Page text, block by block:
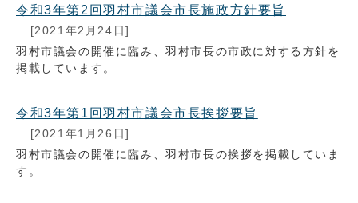
令和3年第2回羽村市議会市長施政方針要旨
[2021年2月24日]
羽村市議会の開催に臨み、羽村市長の市政に対する方針を
掲載しています。
令和3年第1回羽村市議会市長挨拶要旨
[2021年1月26日]
羽村市議会の開催に臨み、羽村市長の挨拶を掲載していま
す。